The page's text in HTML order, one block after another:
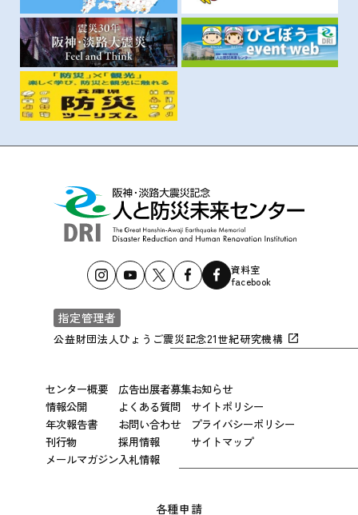
資料室
facebook
指定管理者
公益財団法人ひょうご震災記念21世紀研究機構
センター概要
情報公開
年次報告書
刊行物
メールマガジン
広告出展者募集
よくある質問
お問い合わせ
採用情報
入札情報
お知らせ
サイトポリシー
プライバシーポリシー
サイトマップ
各種申請